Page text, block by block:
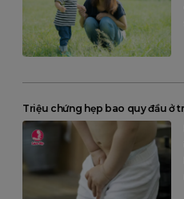
Triệu chứng hẹp bao quy đầu ở